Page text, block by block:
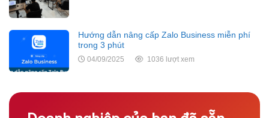
Hướng dẫn nâng cấp Zalo Business miễn phí
trong 3 phút
04/09/2025 1036 lượt xem